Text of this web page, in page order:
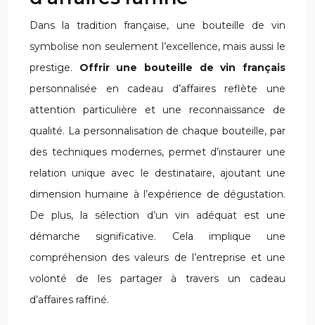
Dans la tradition française, une bouteille de vin
symbolise non seulement l’excellence, mais aussi le
prestige. Offrir une bouteille de vin français
personnalisée en cadeau d’affaires reflète une
attention particulière et une reconnaissance de
qualité. La personnalisation de chaque bouteille, par
des techniques modernes, permet d’instaurer une
relation unique avec le destinataire, ajoutant une
dimension humaine à l’expérience de dégustation.
De plus, la sélection d’un vin adéquat est une
démarche significative. Cela implique une
compréhension des valeurs de l’entreprise et une
volonté de les partager à travers un cadeau
d’affaires raffiné.